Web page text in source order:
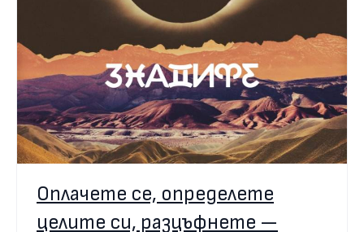
Оплачете се, определете
целите си, разцъфнете —